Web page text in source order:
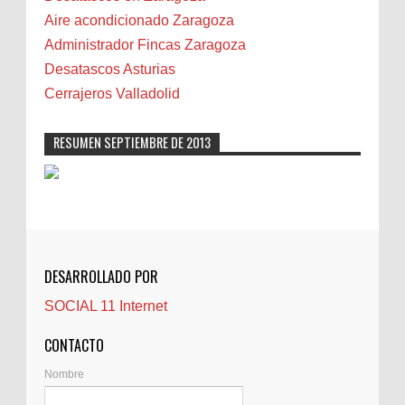
Camareta
Cáncer
Carmela Sauras
Carnavales
Castellón
Cerrajeros
Cocinas
Comentarios de la afición
Controller Zaragoza
Córdoba
Aire acondicionado Zaragoza
Administrador Fincas Zaragoza
Desatascos Asturias
Cerrajeros Valladolid
RESUMEN SEPTIEMBRE DE 2013
DESARROLLADO POR
SOCIAL 11 Internet
CONTACTO
Nombre